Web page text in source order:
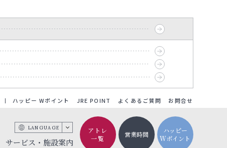
ハッピー Wポイント JRE POINT よくあるご質問 お問合せ
サービス・施設案内
LANGUAGE
アトレ
一覧
営業時間
ハッピー
Wポイント